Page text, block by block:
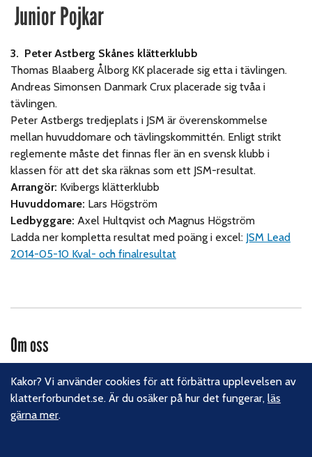
Junior Pojkar
3. Peter Astberg Skånes klätterklubb
Thomas Blaaberg Ålborg KK placerade sig etta i tävlingen.
Andreas Simonsen Danmark Crux placerade sig tvåa i
tävlingen.
Peter Astbergs tredjeplats i JSM är överenskommelse
mellan huvuddomare och tävlingskommittén. Enligt strikt
reglemente måste det finnas fler än en svensk klubb i
klassen för att det ska räknas som ett JSM-resultat.
Arrangör: Kvibergs klätterklubb
Huvuddomare: Lars Högström
Ledbyggare: Axel Hultqvist och Magnus Högström
Ladda ner kompletta resultat med poäng i excel: JSM Lead
2014-05-10 Kval- och finalresultat
Om oss
över 16 000 medlemmar. Vi finns från Trelleborg i söder till
Kiruna i norr. Klättrarna i Sverige är dock betydligt fler och vi
för din talan, oavsett om du är medlem eller inte.
Kakor? Vi använder cookies för att förbättra upplevelsen av
klatterforbundet.se. Är du osäker på hur det fungerar,läs
gärna mer.